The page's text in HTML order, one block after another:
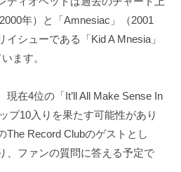
年）と「Amnesiac」（2001
シューである「Kid A Mnesia」
ます。
在4位の「It’ll All Make Sense In
プ10入りを果たす可能性があり
The Record Clubのゲストとし
、ファンの質問に答える予定で